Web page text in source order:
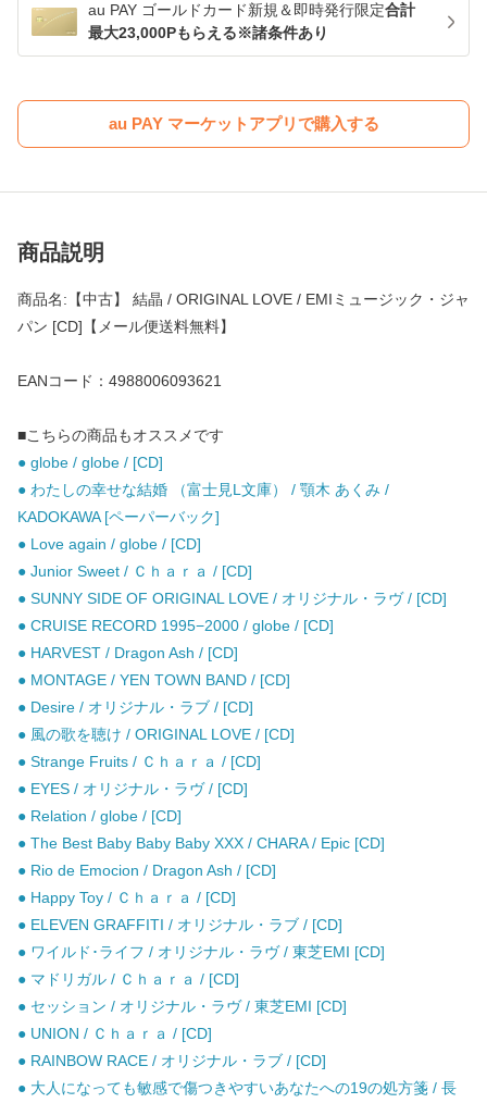
au PAY ゴールドカード新規＆即時発行限定合計
最大23,000Pもらえる※諸条件あり
au PAY マーケットアプリで購入する
商品説明
商品名:【中古】 結晶 / ORIGINAL LOVE / EMIミュージック・ジャ
パン [CD]【メール便送料無料】
EANコード：4988006093621
■こちらの商品もオススメです
● globe / globe / [CD]
● わたしの幸せな結婚 （富士見L文庫） / 顎木 あくみ /
KADOKAWA [ペーパーバック]
● Love again / globe / [CD]
● Junior Sweet / Ｃｈａｒａ / [CD]
● SUNNY SIDE OF ORIGINAL LOVE / オリジナル・ラヴ / [CD]
● CRUISE RECORD 1995−2000 / globe / [CD]
● HARVEST / Dragon Ash / [CD]
● MONTAGE / YEN TOWN BAND / [CD]
● Desire / オリジナル・ラブ / [CD]
● 風の歌を聴け / ORIGINAL LOVE / [CD]
● Strange Fruits / Ｃｈａｒａ / [CD]
● EYES / オリジナル・ラヴ / [CD]
● Relation / globe / [CD]
● The Best Baby Baby Baby XXX / CHARA / Epic [CD]
● Rio de Emocion / Dragon Ash / [CD]
● Happy Toy / Ｃｈａｒａ / [CD]
● ELEVEN GRAFFITI / オリジナル・ラブ / [CD]
● ワイルド･ライフ / オリジナル・ラヴ / 東芝EMI [CD]
● マドリガル / Ｃｈａｒａ / [CD]
● セッション / オリジナル・ラヴ / 東芝EMI [CD]
● UNION / Ｃｈａｒａ / [CD]
● RAINBOW RACE / オリジナル・ラブ / [CD]
● 大人になっても敏感で傷つきやすいあなたへの19の処方箋 / 長